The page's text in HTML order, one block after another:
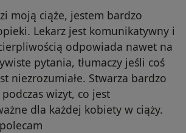
moją ciąże, jestem bardzo
Lekarz jest komunikatywny i
odpowiada nawet na
pytania, tłumaczy jeśli coś
niezrozumiałe. Stwarza bardzo
wizyt, co jest
dla każdej kobiety w ciąży.